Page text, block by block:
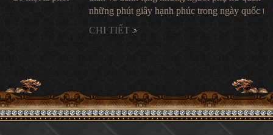
những phút giây hạnh phúc trong ngày quốc tế phụ nữ 8/3